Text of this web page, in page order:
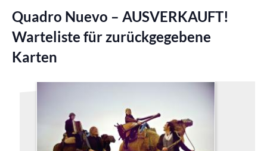
Quadro Nuevo – AUSVERKAUFT!
Warteliste für zurückgegebene
Karten